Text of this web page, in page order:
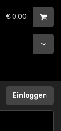
€ 0,00
Einloggen